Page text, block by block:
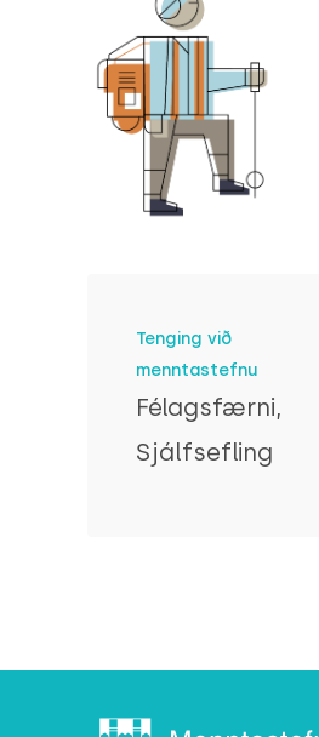
Tenging við
menntastefnu
Félagsfærni,
Sjálfsefling